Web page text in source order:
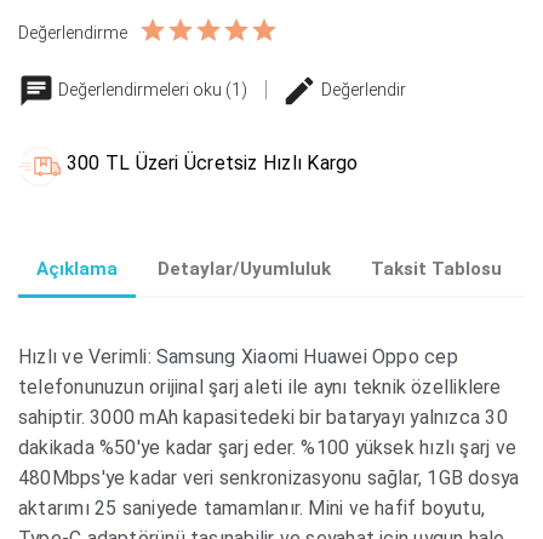
Değerlendirme
Değerlendirmeleri oku (1) Değerlendir
300 TL Üzeri Ücretsiz Hızlı Kargo
Açıklama Detaylar/Uyumluluk Taksit Tablosu
Hızlı ve Verimli: Samsung Xiaomi Huawei Oppo cep
telefonunuzun orijinal şarj aleti ile aynı teknik özelliklere
sahiptir. 3000 mAh kapasitedeki bir bataryayı yalnızca 30
dakikada %50'ye kadar şarj eder. %100 yüksek hızlı şarj ve
480Mbps'ye kadar veri senkronizasyonu sağlar, 1GB dosya
aktarımı 25 saniyede tamamlanır. Mini ve hafif boyutu,